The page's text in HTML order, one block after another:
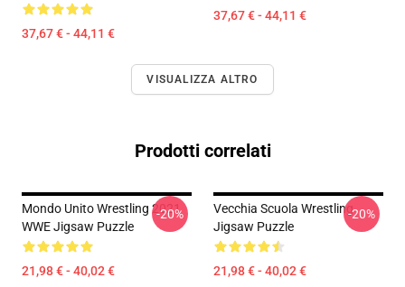
37,67 € - 44,11 €
37,67 € - 44,11 €
VISUALIZZA ALTRO
Prodotti correlati
Mondo Unito Wrestling 2021
WWE Jigsaw Puzzle
21,98 € - 40,02 €
-20%
Vecchia Scuola Wrestling
Jigsaw Puzzle
21,98 € - 40,02 €
-20%